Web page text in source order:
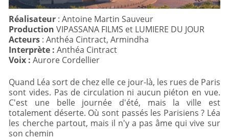
Réalisateur
Production
Acteurs
Interprète :
Voix : Aurore Cordellier
Quand Léa sort de chez elle ce jour-là, les rues de Paris
sont vides. Pas de circulation ni aucun piéton en vue.
C'est une belle journée d'été, mais la ville est
totalement déserte. Où sont passés les Parisiens ? Léa
les cherche partout, mais il n'y a pas âme qui vive sur
son chemin